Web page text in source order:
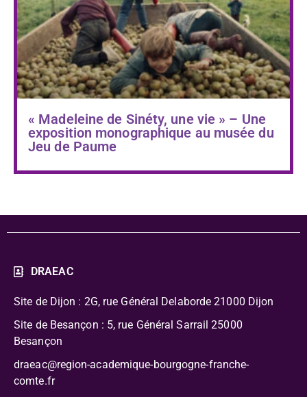
« Madeleine de Sinéty, une vie » – Une
exposition monographique au musée du
Jeu de Paume
DRAEAC
Site de Dijon : 2G, rue Général Delaborde 21000 Dijon
Site de Besançon : 5, rue Général Sarrail 25000
Besançon
draeac@region-academique-bourgogne-franche-
comte.fr